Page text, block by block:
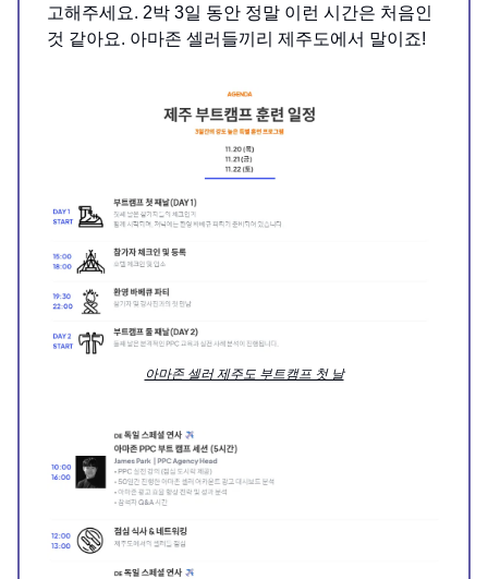
고해주세요. 2박 3일 동안 정말 이런 시간은 처음인
것 같아요. 아마존 셀러들끼리 제주도에서 말이죠!
아마존 셀러 제주도 부트캠프 첫 날